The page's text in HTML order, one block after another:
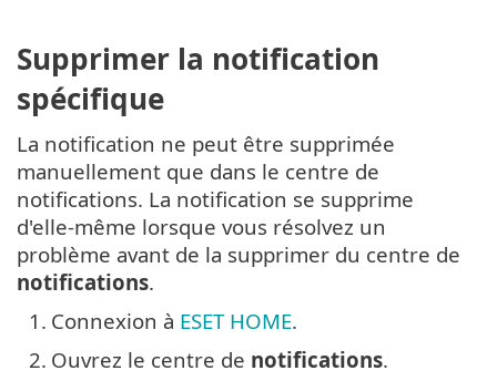
Supprimer la notification
spécifique
La notification ne peut être supprimée
manuellement que dans le centre de
notifications. La notification se supprime
d'elle-même lorsque vous résolvez un
problème avant de la supprimer du centre de
notifications.
1. Connexion à ESET HOME.
2. Ouvrez le centre de notifications.